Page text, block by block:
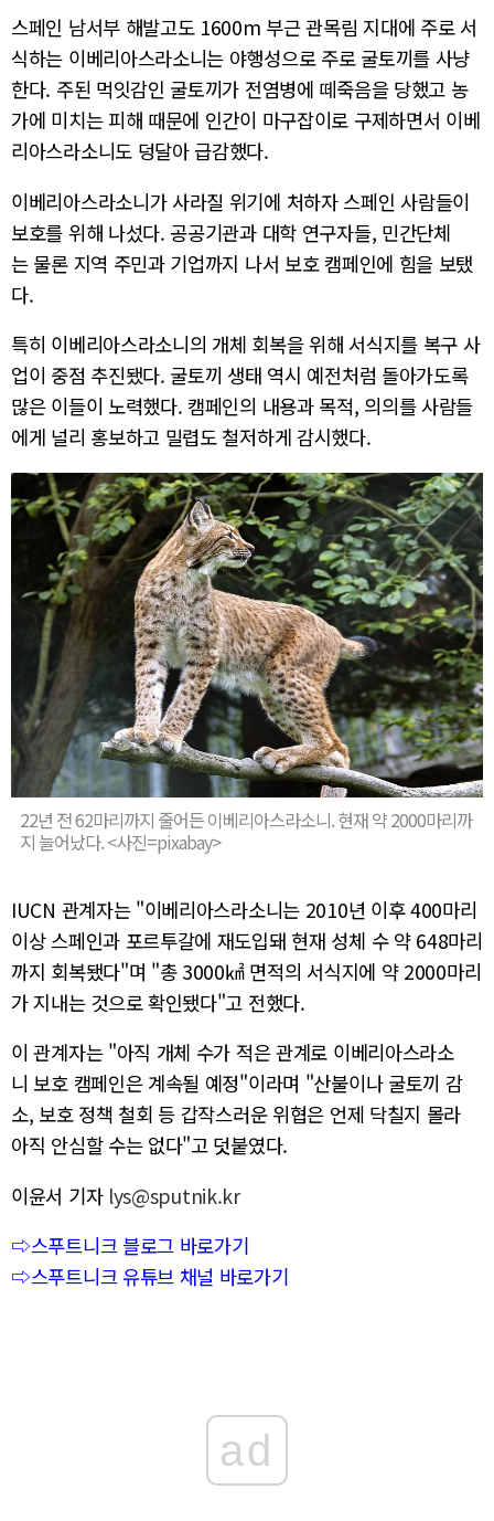
스페인 남서부 해발고도 1600m 부근 관목림 지대에 주로 서
식하는 이베리아스라소니는 야행성으로 주로 굴토끼를 사냥
한다. 주된 먹잇감인 굴토끼가 전염병에 떼죽음을 당했고 농
가에 미치는 피해 때문에 인간이 마구잡이로 구제하면서 이베
리아스라소니도 덩달아 급감했다.
이베리아스라소니가 사라질 위기에 처하자 스페인 사람들이
보호를 위해 나섰다. 공공기관과 대학 연구자들, 민간단체
는 물론 지역 주민과 기업까지 나서 보호 캠페인에 힘을 보탰
다.
특히 이베리아스라소니의 개체 회복을 위해 서식지를 복구 사
업이 중점 추진됐다. 굴토끼 생태 역시 예전처럼 돌아가도록
많은 이들이 노력했다. 캠페인의 내용과 목적, 의의를 사람들
에게 널리 홍보하고 밀렵도 철저하게 감시했다.
22년 전 62마리까지 줄어든 이베리아스라소니. 현재 약 2000마리까
지 늘어났다. <사진=pixabay>
IUCN 관계자는 "이베리아스라소니는 2010년 이후 400마리
이상 스페인과 포르투갈에 재도입돼 현재 성체 수 약 648마리
까지 회복됐다"며 "총 3000㎢ 면적의 서식지에 약 2000마리
가 지내는 것으로 확인됐다"고 전했다.
이 관계자는 "아직 개체 수가 적은 관계로 이베리아스라소
니 보호 캠페인은 계속될 예정"이라며 "산불이나 굴토끼 감
소, 보호 정책 철회 등 갑작스러운 위협은 언제 닥칠지 몰라
아직 안심할 수는 없다"고 덧붙였다.
이윤서 기자 lys@sputnik.kr
⇨스푸트니크 블로그 바로가기
⇨스푸트니크 유튜브 채널 바로가기
ad